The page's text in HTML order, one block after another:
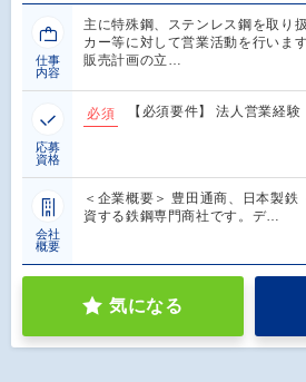
仕事
内容
主に特殊鋼、ステンレス鋼を取り
カー等に対して営業活動を行いま
販売計画の立…
応募
資格
必須 【必須要件】 法人営業経験
会社
概要
＜企業概要＞ 豊田通商、日本製鉄
資する鉄鋼専門商社です。デ…
気になる